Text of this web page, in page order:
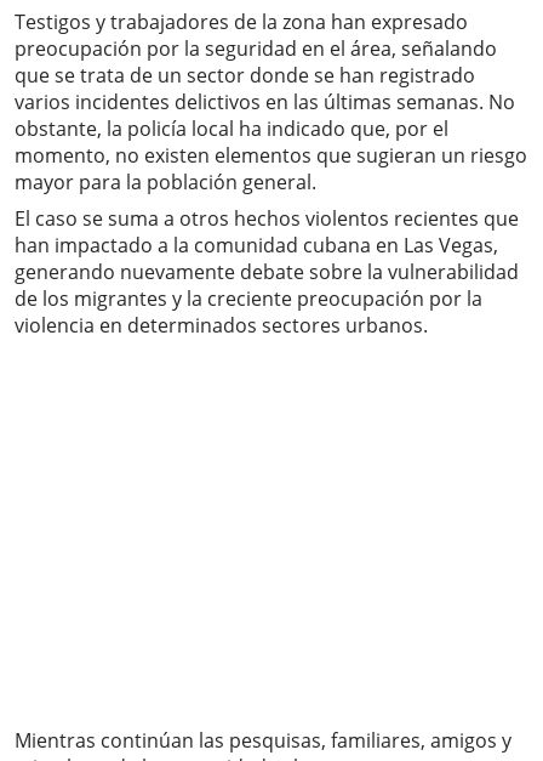
Testigos y trabajadores de la zona han expresado
preocupación por la seguridad en el área, señalando
que se trata de un sector donde se han registrado
varios incidentes delictivos en las últimas semanas. No
obstante, la policía local ha indicado que, por el
momento, no existen elementos que sugieran un riesgo
mayor para la población general.
El caso se suma a otros hechos violentos recientes que
han impactado a la comunidad cubana en Las Vegas,
generando nuevamente debate sobre la vulnerabilidad
de los migrantes y la creciente preocupación por la
violencia en determinados sectores urbanos.
Mientras continúan las pesquisas, familiares, amigos y